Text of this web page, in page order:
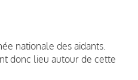
nationale des aidants.
donc lieu autour de cette